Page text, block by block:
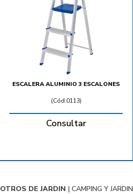
ESCALERA ALUMINIO 3 ESCALONES
(Cód.0113)
Consultar
OTROS DE JARDIN | CAMPING Y JARDIN